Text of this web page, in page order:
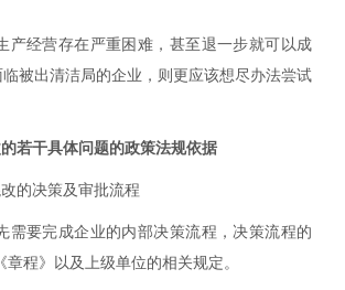
产经营存在严重困难，甚至退一步就可以成
临被出清洁局的企业，则更应该想尽办法尝试
若干具体问题的政策法规依据
的决策及审批流程
需要完成企业的内部决策流程，决策流程的
程》以及上级单位的相关规定。